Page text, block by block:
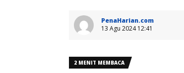
PenaHarian.com
13 Agu 2024 12:41
2 MENIT MEMBACA